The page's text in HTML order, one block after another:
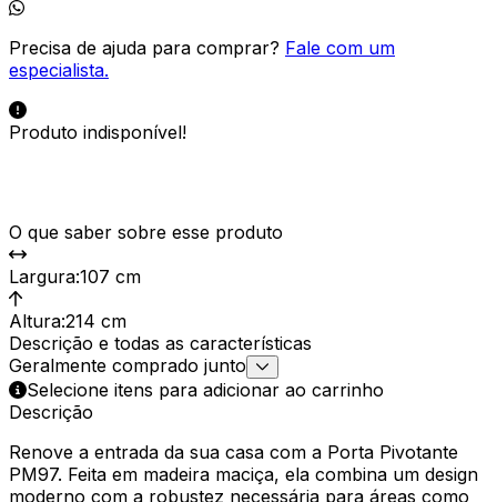
Precisa de ajuda para comprar? Fale com um
especialista.
Produto indisponível!
O que saber sobre esse produto
Largura:107 cm
Altura:214 cm
Descrição e todas as características
Geralmente comprado junto
Selecione itens para adicionar ao carrinho
Descrição
Renove a entrada da sua casa com a Porta Pivotante
PM97. Feita em madeira maciça, ela combina um design
moderno com a robustez necessária para áreas como